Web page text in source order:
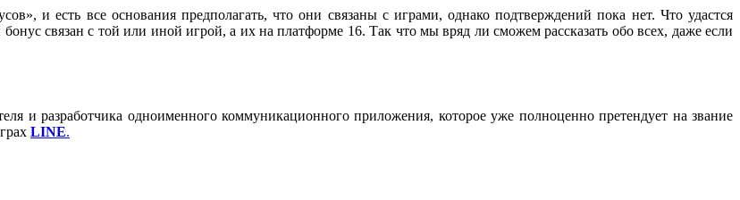
и есть все основания предполагать, что они связаны с играми, однако подтверждений пока нет. Что удастся
связан с той или иной игрой, а их на платформе 16. Так что мы вряд ли сможем рассказать обо всех, даже если
и разработчика одноименного коммуникационного приложения, которое уже полноценно претендует на звание
LINE.